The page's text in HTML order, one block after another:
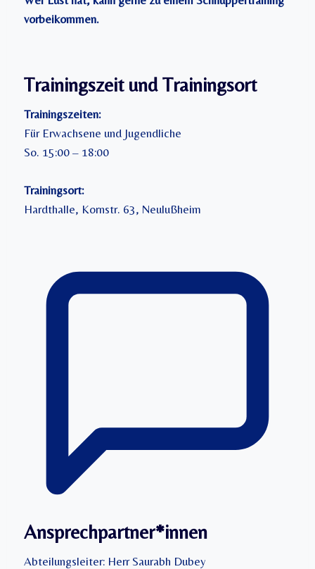
vorbeikommen.
Trainingszeit und Trainingsort
Trainingszeiten:
Für Erwachsene und Jugendliche
So. 15:00 – 18:00
Trainingsort:
Hardthalle, Kornstr. 63, Neulußheim
Ansprechpartner*innen
Abteilungsleiter: Herr Saurabh Dubey